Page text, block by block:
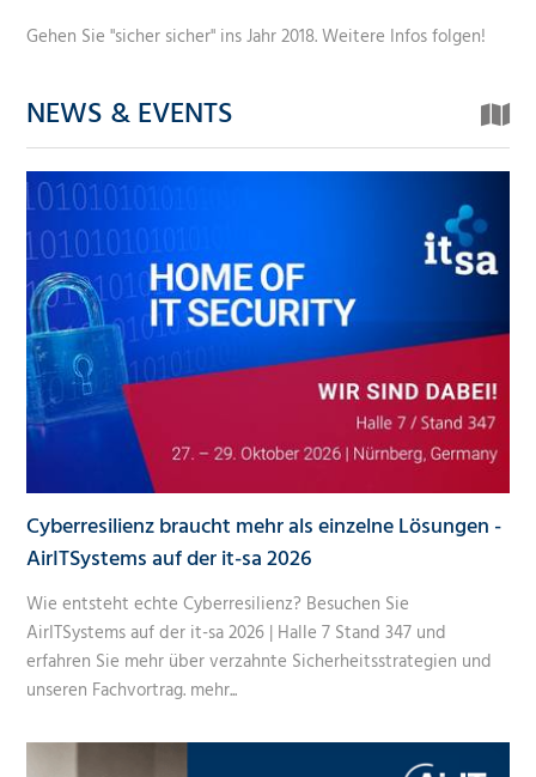
Gehen Sie "sicher sicher" ins Jahr 2018. Weitere Infos folgen!
NEWS & EVENTS
Cyberresilienz braucht mehr als einzelne Lösungen -
AirITSystems auf der it-sa 2026
Wie entsteht echte Cyberresilienz? Besuchen Sie
AirITSystems auf der it-sa 2026 | Halle 7 Stand 347 und
erfahren Sie mehr über verzahnte Sicherheitsstrategien und
unseren Fachvortrag. mehr...